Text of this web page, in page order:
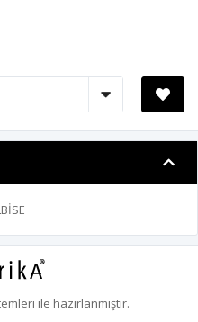
ile hazırlanmıştır.